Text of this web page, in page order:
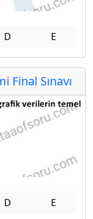
D E
Final Sınavı
D E